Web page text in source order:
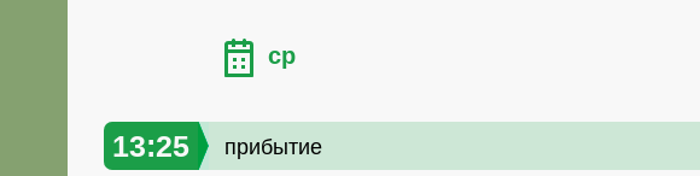
ср
13:25 прибытие